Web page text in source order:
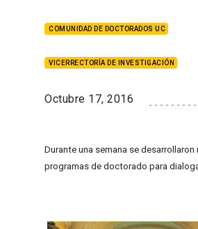
COMUNIDAD DE DOCTORADOS UC
VICERRECTORÍA DE INVESTIGACIÓN
Octubre 17, 2016
Durante una semana se
programas de doctorado para